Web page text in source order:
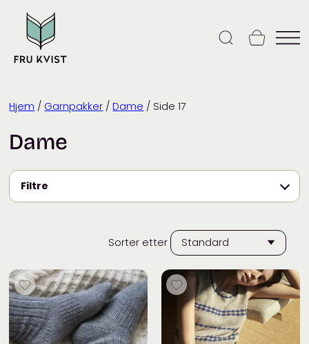
content
Hjem / Garnpakker / Dame / Side 17
Dame
Filtre
Sorter etter